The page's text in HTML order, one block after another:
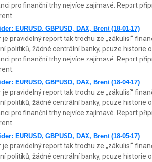
pro finanční trhy nejvíce zajímavé. Report
EURUSD, GBPUSD, DAX, Brent (18-01-17)
je pravidelný report tak trochu ze „zákulisí“
politiků, žádné centrální banky, pouze historie
pro finanční trhy nejvíce zajímavé. Report
EURUSD, GBPUSD, DAX, Brent (18-04-17)
je pravidelný report tak trochu ze „zákulisí“
politiků, žádné centrální banky, pouze historie
pro finanční trhy nejvíce zajímavé. Report
EURUSD, GBPUSD, DAX, Brent (18-05-17)
je pravidelný report tak trochu ze „zákulisí“
politiků, žádné centrální banky, pouze historie